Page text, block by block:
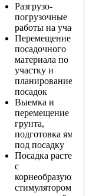
Разгрузо-
погрузочные
работы на участке
Перемещение
посадочного
материала по
участку и
планирование
посадок
Выемка и
перемещение
грунта,
подготовка ямы
под посадку
Посадка растения
с
корнеобразующим
стимулятором